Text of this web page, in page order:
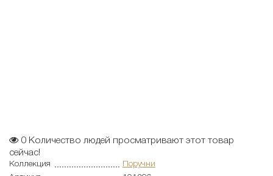
0 Количество людей просматривают этот товар
сейчас!
Коллекция
Поручни